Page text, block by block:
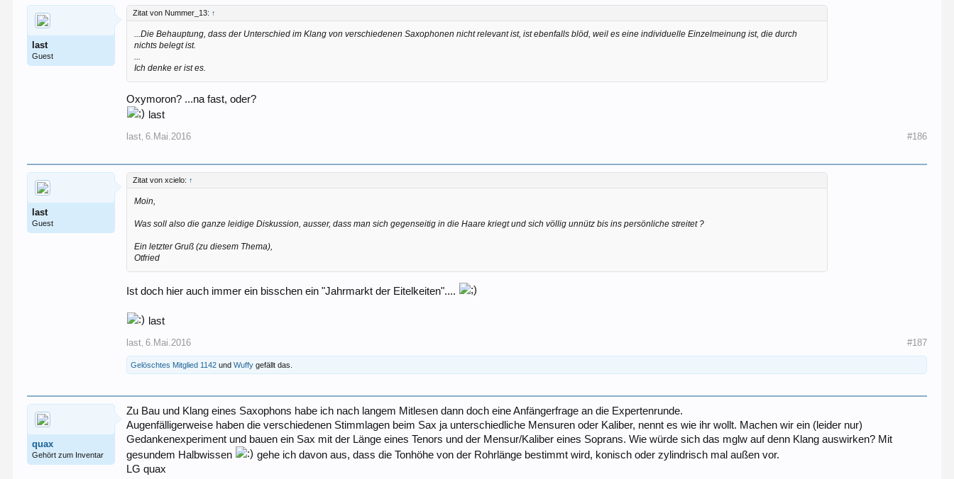
last
Guest
Zitat von Nummer_13: ↑
...Die Behauptung, dass der Unterschied im Klang von verschiedenen Saxophonen nicht relevant ist, ist ebenfalls blöd, weil es eine individuelle Einzelmeinung ist, die durch
nichts belegt ist.
Ich denke er ist es.
Oxymoron? ...na fast, oder?
last
last 6.Mai.2016 #186
last
Guest
Zitat von xcielo: ↑
Moin,
Was soll also die ganze leidige Diskussion, ausser, dass man sich gegenseitig in die Haare kriegt und sich völlig unnütz bis ins persönliche streitet ?
Ein letzter Gruß (zu diesem Thema),
Otfried
Ist doch hier auch immer ein bisschen ein "Jahrmarkt der Eitelkeiten"....
last
last 6.Mai.2016 #187
Gelöschtes Mitglied 1142 undWuffy gefällt das.
quax
Gehört zum Inventar
Zu Bau und Klang eines Saxophons habe ich nach langem Mitlesen dann doch eine Anfängerfrage an die Expertenrunde.
Augenfälligerweise haben die verschiedenen Stimmlagen beim Sax ja unterschiedliche Mensuren oder Kaliber, nennt es wie ihr wollt. Machen wir ein (leider nur)
Gedankenexperiment und bauen ein Sax mit der Länge eines Tenors und der Mensur/Kaliber eines Soprans. Wie würde sich das mglw auf denn Klang auswirken? Mit
gesundem Halbwissen
gehe ich davon aus, dass die Tonhöhe von der Rohrlänge bestimmt wird, konisch oder zylindrisch mal außen vor.
LG quax